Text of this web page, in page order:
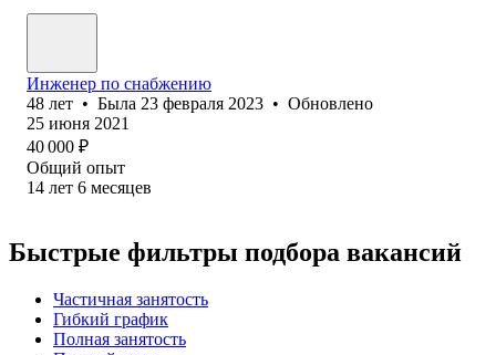
Инженер по снабжению
48 лет • Была 23 февраля 2023 • Обновлено
25 июня 2021
40 000 ₽
Общий опыт
14 лет 6 месяцев
Быстрые фильтры подбора вакансий
Частичная занятость
Гибкий график
Полная занятость